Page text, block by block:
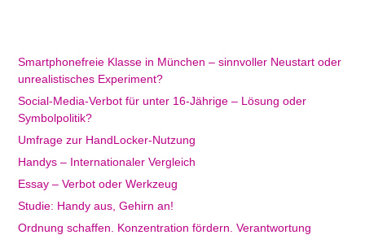
Smartphonefreie Klasse in München – sinnvoller Neustart oder
unrealistisches Experiment?
Social-Media-Verbot für unter 16-Jährige – Lösung oder
Symbolpolitik?
Umfrage zur HandLocker-Nutzung
Handys – Internationaler Vergleich
Essay – Verbot oder Werkzeug
Studie: Handy aus, Gehirn an!
Ordnung schaffen. Konzentration fördern. Verantwortung